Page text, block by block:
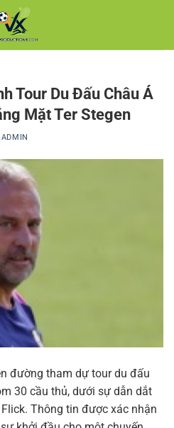
Tour Du Đấu Châu Á
Mặt Ter Stegen
ADMIN
đường tham dự tour du đấu
30 cầu thủ, dưới sự dẫn dắt
Thông tin được xác nhận